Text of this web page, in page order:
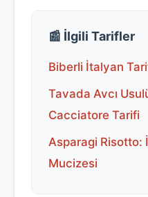
📰 İlgili Tarifler
Biberli İtalyan
Tavada Avcı
Cacciatore Tarifi
Asparagi Risotto:
Mucizesi